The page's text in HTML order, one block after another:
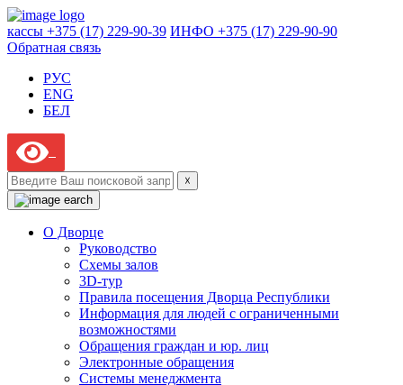
кассы +375 (17) 229-90-39 ИНФО +375 (17) 229-90-90
Обратная связь
РУС
ENG
БЕЛ
☓
О Дворце
Руководство
Схемы залов
3D-тур
Правила посещения Дворца Республики
Информация для людей с ограниченными
возможностями
Обращения граждан и юр. лиц
Электронные обращения
Системы менеджмента